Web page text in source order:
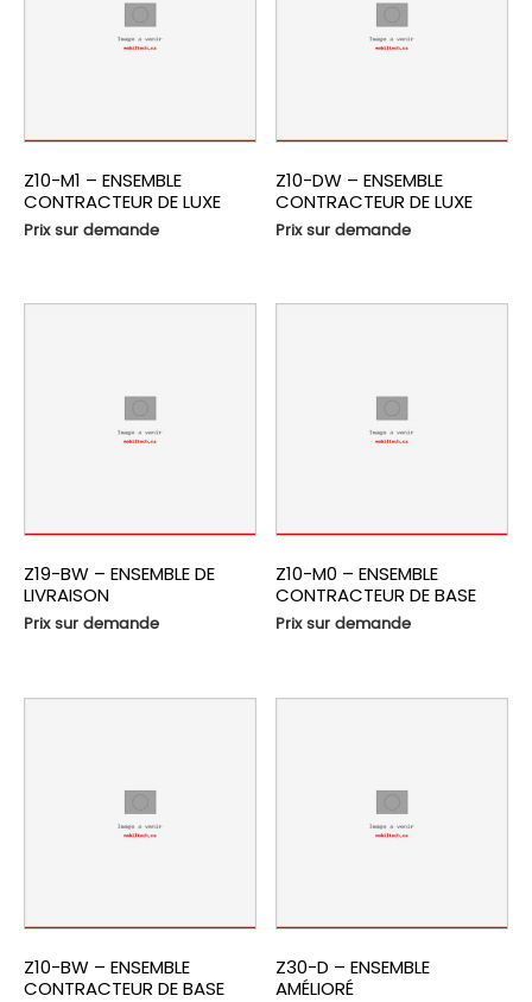
Z10-M1 – ENSEMBLE
CONTRACTEUR DE LUXE
Prix sur demande
Z10-DW – ENSEMBLE
CONTRACTEUR DE LUXE
Prix sur demande
Z19-BW – ENSEMBLE DE
LIVRAISON
Prix sur demande
Z10-M0 – ENSEMBLE
CONTRACTEUR DE BASE
Prix sur demande
Z10-BW – ENSEMBLE
CONTRACTEUR DE BASE
Z30-D – ENSEMBLE
AMÉLIORÉ